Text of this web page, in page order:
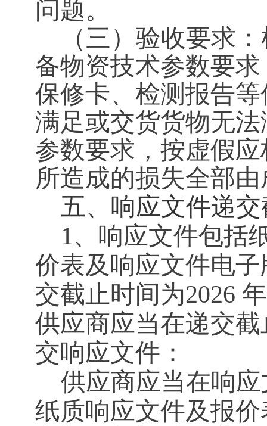
问题。
（三）验收要求
备物资技术参数要
保修卡、检测报告
满足或交货货物无
参数要求，按虚假
所造成的损失全部
五、响应文件递
1、响应文件包括
价表及响应文件电
交截止时间为2026
供应商应当在递交
交响应文件：
供应商应当在响
纸质响应文件及报